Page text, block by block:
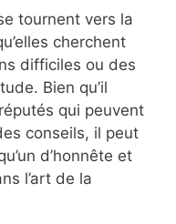
tournent vers la
cherchent
difficiles ou des
Bien qu’il
qui peuvent
conseils, il peut
d’honnête et
l’art de la